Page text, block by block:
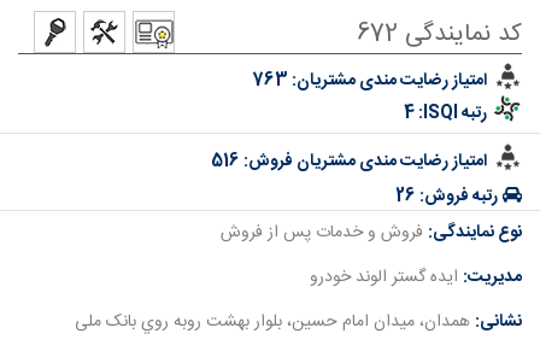
کد نمایندگی 672
امتیاز رضایت مندی مشتریان:
رتبه ISQI:
4
امتیاز رضایت مندی مشتریان فروش:
رتبه فروش: 26
نوع نمایندگی: فروش و خدمات پس از فروش
مدیریت: ایده گستر الوند خودرو
نشانی: همدان، ﻣﯿﺪان اﻣﺎم ﺣﺴﯿﻦ، ﺑﻠﻮار ﺑﻬﺸﺖ روﺑﻪ روي ﺑﺎﻧﮏ ﻣﻠﯽ